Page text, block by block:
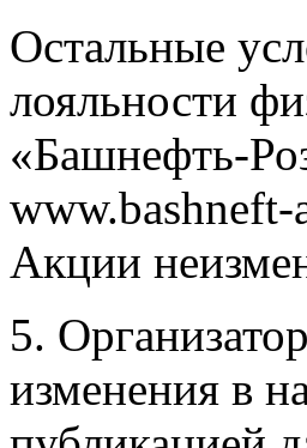
Остальные
лояльности
«Башнефть-
www.bashneft-
Акции
5.
изменения в